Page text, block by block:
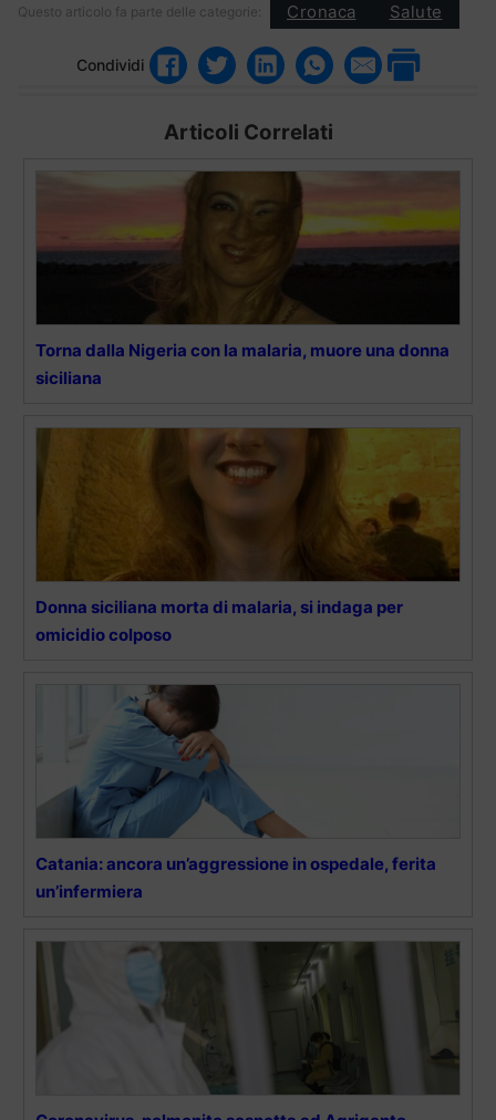
Questo articolo fa parte delle categorie: Cronaca Salute
Condividi
Articoli Correlati
Torna dalla Nigeria con la malaria, muore una donna
siciliana
Donna siciliana morta di malaria, si indaga per
omicidio colposo
Catania: ancora un’aggressione in ospedale, ferita
un’infermiera